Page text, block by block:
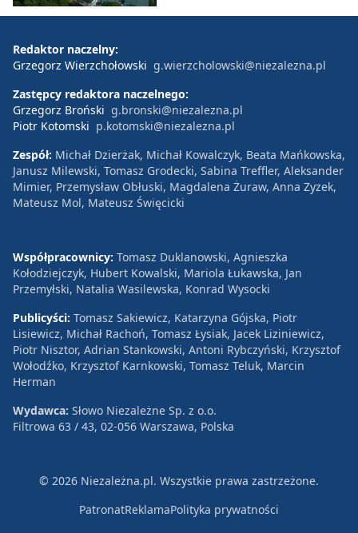
Redaktor naczelny:
Grzegorz Wierzchołowski g.wierzcholowski@niezalezna.pl
Zastępcy redaktora naczelnego:
Grzegorz Broński g.bronski@niezalezna.pl
Piotr Kotomski p.kotomski@niezalezna.pl
Zespół: Michał Dzierżak, Michał Kowalczyk, Beata Mańkowska,
Janusz Milewski, Tomasz Grodecki, Sabina Treffler, Aleksander
Mimier, Przemysław Obłuski, Magdalena Żuraw, Anna Zyzek,
Mateusz Mol, Mateusz Święcicki
Współpracownicy: Tomasz Duklanowski, Agnieszka
Kołodziejczyk, Hubert Kowalski, Mariola Łukawska, Jan
Przemyłski, Natalia Wasilewska, Konrad Wysocki
Publicyści: Tomasz Sakiewicz, Katarzyna Gójska, Piotr
Lisiewicz, Michał Rachoń, Tomasz Łysiak, Jacek Liziniewicz,
Piotr Nisztor, Adrian Stankowski, Antoni Rybczyński, Krzysztof
Wołodźko, Krzysztof Karnkowski, Tomasz Teluk, Marcin
Herman
Wydawca: Słowo Niezależne Sp. z o.o.
Filtrowa 63 / 43, 02-056 Warszawa, Polska
© 2026 Niezależna.pl. Wszystkie prawa zastrzeżone.
PatronatReklamaPolityka prywatności